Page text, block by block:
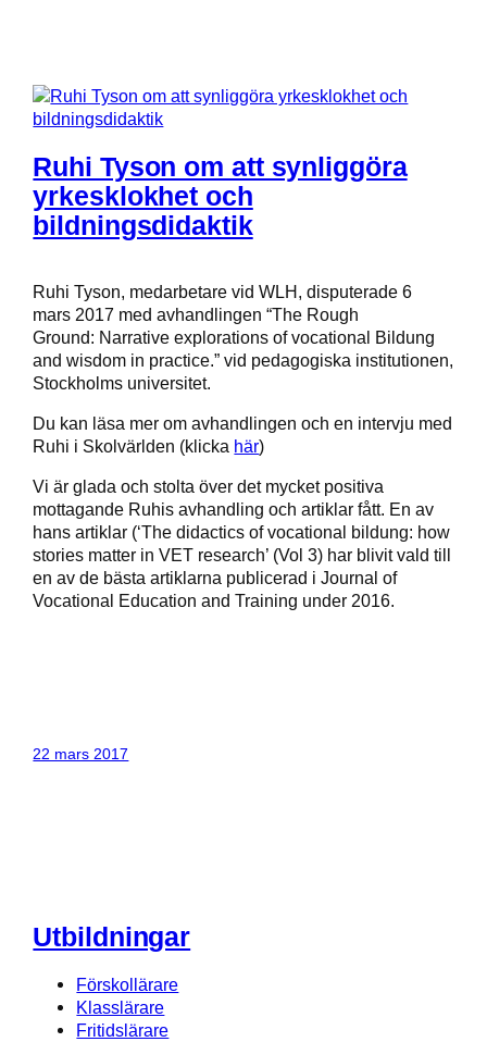
Ruhi Tyson om att synliggöra
yrkesklokhet och
bildningsdidaktik
Ruhi Tyson, medarbetare vid WLH, disputerade 6
mars 2017 med avhandlingen “The Rough
Ground: Narrative explorations of vocational Bildung
and wisdom in practice.” vid pedagogiska institutionen,
Stockholms universitet.
Du kan läsa mer om avhandlingen och en intervju med
Ruhi i Skolvärlden (klicka här)
Vi är glada och stolta över det mycket positiva
mottagande Ruhis avhandling och artiklar fått. En av
hans artiklar (‘The didactics of vocational bildung: how
stories matter in VET research’ (Vol 3) har blivit vald till
en av de bästa artiklarna publicerad i Journal of
Vocational Education and Training under 2016.
22 mars 2017
Utbildningar
Förskollärare
Klasslärare
Fritidslärare